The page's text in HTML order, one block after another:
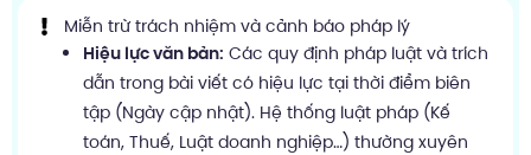
Miễn trừ trách nhiệm và cảnh báo pháp lý
Hiệu lực văn bản: Các quy định pháp luật và trích
dẫn trong bài viết có hiệu lực tại thời điểm biên
tập (Ngày cập nhật). Hệ thống luật pháp (Kế
toán, Thuế, Luật doanh nghiệp…) thường xuyên